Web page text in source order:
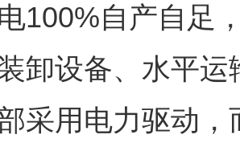
100%自产自足
卸设备、水平
采用电力驱动